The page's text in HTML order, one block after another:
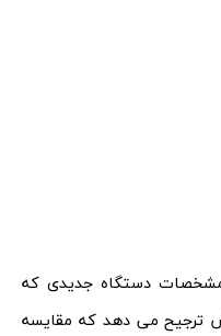
دستگاه جدیدی که
ترجیح می دهد که مقایسه